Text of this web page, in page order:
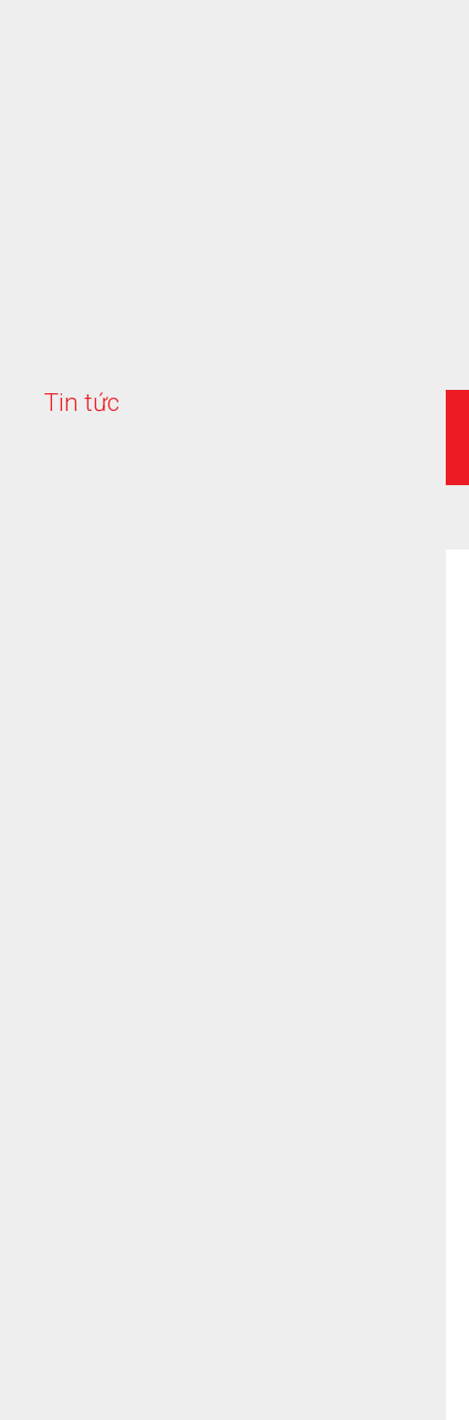
Tin tức